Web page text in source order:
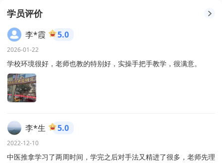
学员评价
李*霞 5.0
2026-01-22
学校环境很好，老师也教的特别好，实操手把手教学，很满意。
李*生 5.0
2022-12-10
中医推拿学习了两周时间，学完之后对手法又精进了很多，老师先理